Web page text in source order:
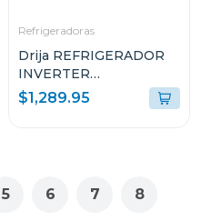
Refrigeradoras
Drija REFRIGERADOR
INVERTER
EMPOTRABLE DE
18.4P³ ULTRA FAST
$1,289.95
5 6 7 8